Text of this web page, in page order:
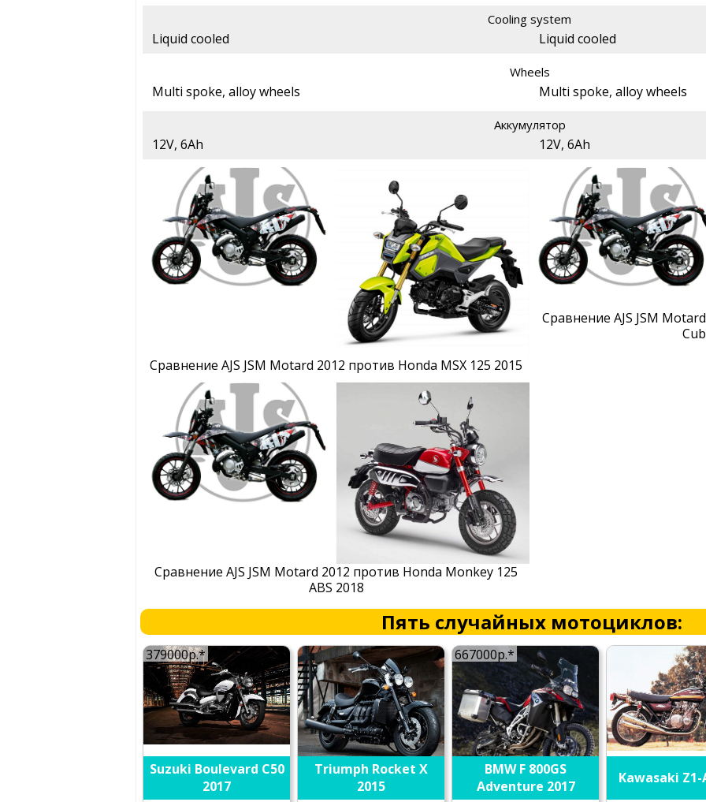
Cooling system
Liquid cooled Liquid cooled
Wheels
Multi spoke, alloy wheels Multi spoke, alloy wheels
Аккумулятор
12V, 6Ah 12V, 6Ah
Сравнение AJS JSM Motard 2012 против Honda MSX 125 2015
Сравнение AJS JSM
Сравнение AJS JSM Motard 2012 против Honda Monkey 125
ABS 2018
Пять случайных мотоциклов:
379000р.*
Suzuki Boulevard C50
2017
Triumph Rocket X
2015
667000р.*
BMW F 800GS
Adventure 2017
Kawasaki Z1-